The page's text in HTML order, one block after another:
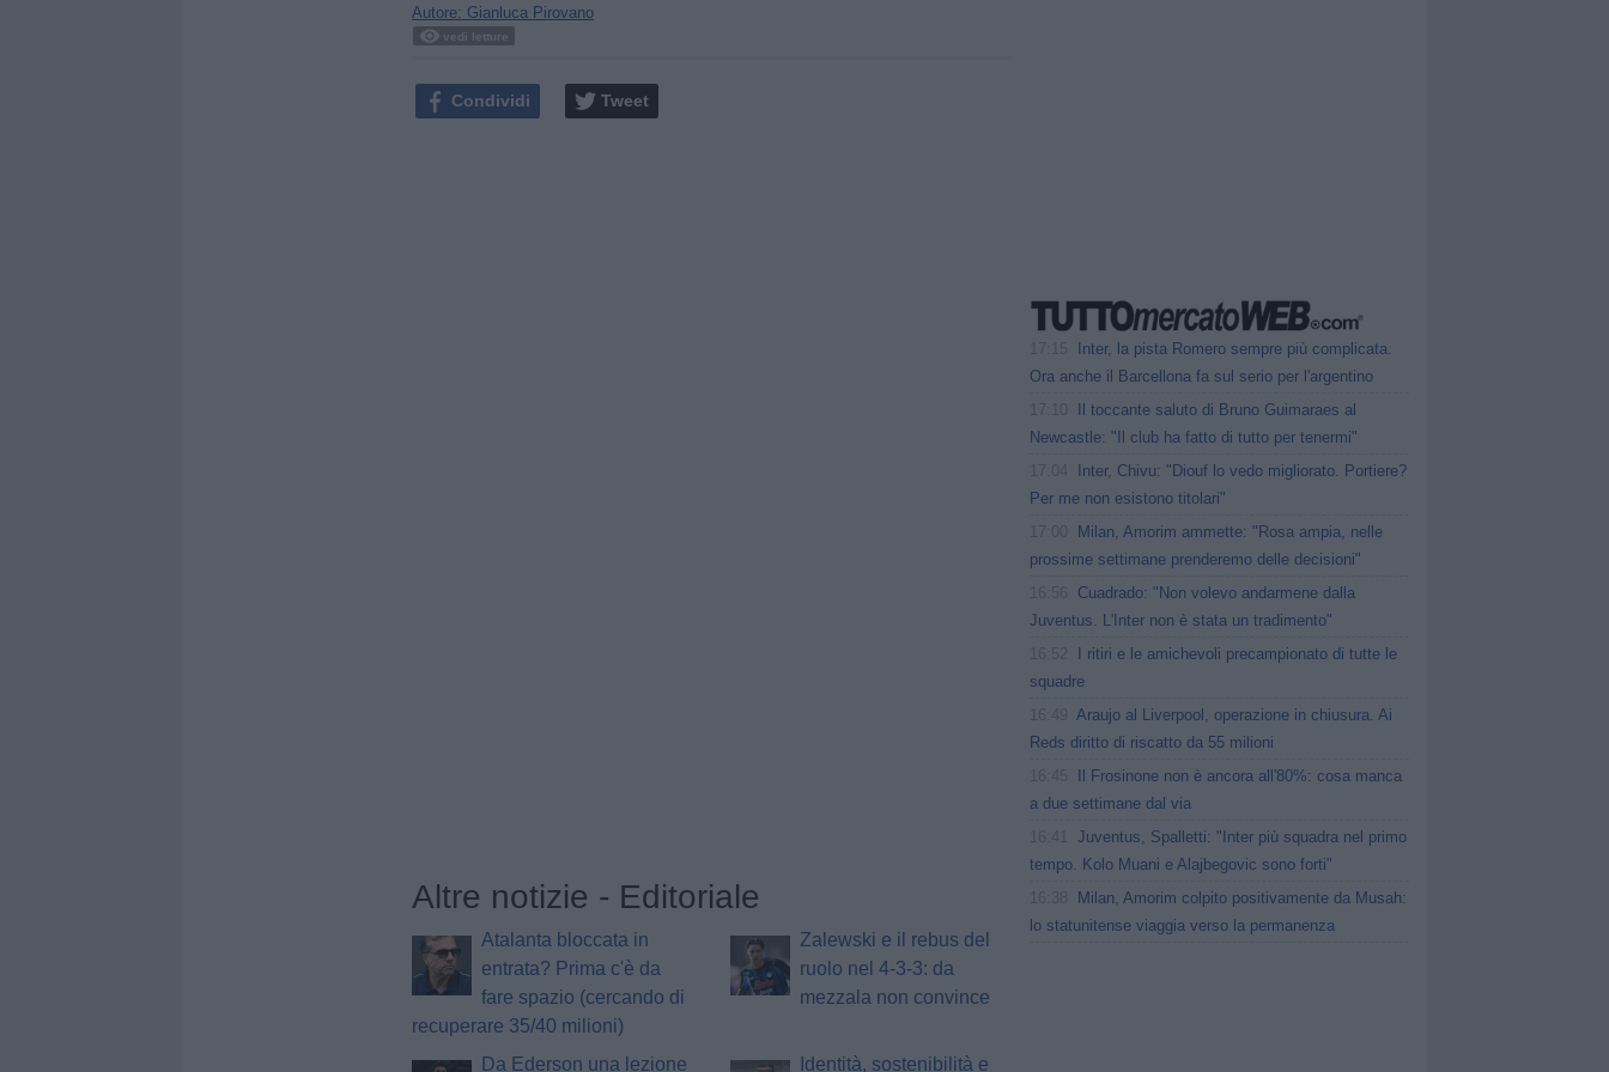
Autore: Gianluca Pirovano
vedi letture
Condividi Tweet
Altre notizie - Editoriale
Atalanta bloccata in
entrata? Prima c'è da
fare spazio (cercando di
recuperare 35/40 milioni)
Zalewski e il rebus del
ruolo nel 4-3-3: da
mezzala non convince
Da Ederson una lezione Identità, sostenibilità e
Inter, la pista Romero sempre più complicata.
Ora anche il Barcellona fa sul serio per l'argentino
Il toccante saluto di Bruno Guimaraes al
Newcastle: "Il club ha fatto di tutto per tenermi"
Inter, Chivu: "Diouf lo vedo migliorato. Portiere?
Per me non esistono titolari"
Milan, Amorim ammette: "Rosa ampia, nelle
prossime settimane prenderemo delle decisioni"
Cuadrado: "Non volevo andarmene dalla
Juventus. L'Inter non è stata un tradimento"
I ritiri e le amichevoli precampionato di tutte le
squadre
Araujo al Liverpool, operazione in chiusura. Ai
Reds diritto di riscatto da 55 milioni
Il Frosinone non è ancora all'80%: cosa manca
a due settimane dal via
Juventus, Spalletti: "Inter più squadra nel primo
tempo. Kolo Muani e Alajbegovic sono forti"
Milan, Amorim colpito positivamente da Musah:
lo statunitense viaggia verso la permanenza